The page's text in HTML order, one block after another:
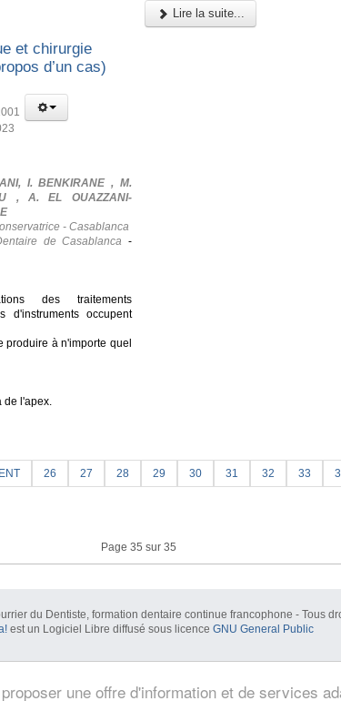
une offre d'information et de services
Lire la suite...
et chirurgie
d’un cas)
I. BENKIRANE , M.
, A. EL OUAZZANI-
- Casablanca
de Casablanca -
des traitements
d'instruments occupent
produire à n'importe quel
de l'apex.
26 27 28 29 30 31 32 33
Page 35 sur 35
du Dentiste, formation dentaire continue francophone - Tous
est un Logiciel Libre diffusé sous licence GNU General Public